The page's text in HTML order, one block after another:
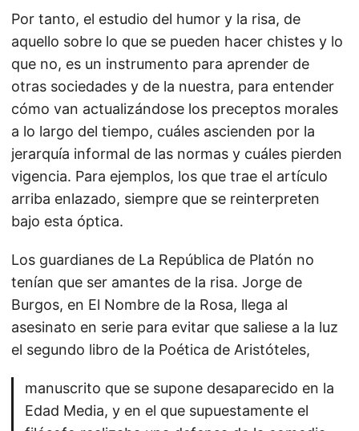
Por tanto, el estudio del humor y la risa, de
aquello sobre lo que se pueden hacer chistes y lo
que no, es un instrumento para aprender de
otras sociedades y de la nuestra, para entender
cómo van actualizándose los preceptos morales
a lo largo del tiempo, cuáles ascienden por la
jerarquía informal de las normas y cuáles pierden
vigencia. Para ejemplos, los que trae el artículo
arriba enlazado, siempre que se reinterpreten
bajo esta óptica.
Los guardianes de La República de Platón no
tenían que ser amantes de la risa. Jorge de
Burgos, en El Nombre de la Rosa, llega al
asesinato en serie para evitar que saliese a la luz
el segundo libro de la Poética de Aristóteles,
manuscrito que se supone desaparecido en la
Edad Media, y en el que supuestamente el